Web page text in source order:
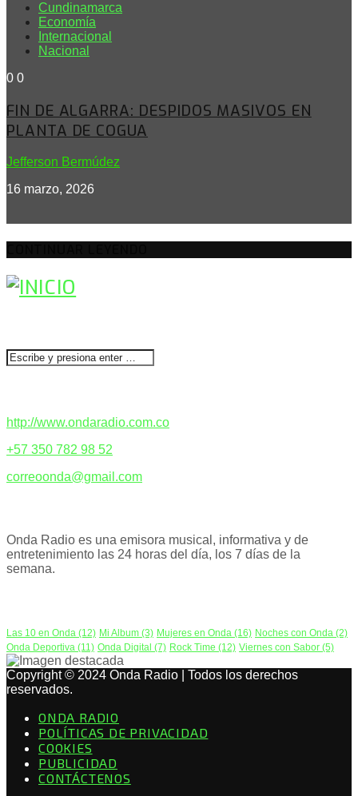
Cundinamarca
Economía
Internacional
Nacional
0 0
FIN DE ALGARRA: DESPIDOS MASIVOS EN
PLANTA DE COGUA
Jefferson Bermúdez
16 marzo, 2026
http://www.ondaradio.com.co
+57 350 782 98 52
correoonda@gmail.com
Onda Radio es una emisora musical, informativa y de
entretenimiento las 24 horas del día, los 7 días de la
semana.
Las 10 en Onda (12) Mi Album (3) Mujeres en Onda (16) Noches con Onda (2)
Onda Deportiva (11) Onda Digital (7) Rock Time (12) Viernes con Sabor (5)
Copyright © 2024 Onda Radio | Todos los derechos
reservados.
ONDA RADIO
POLÍTICAS DE PRIVACIDAD
COOKIES
PUBLICIDAD
CONTÁCTENOS